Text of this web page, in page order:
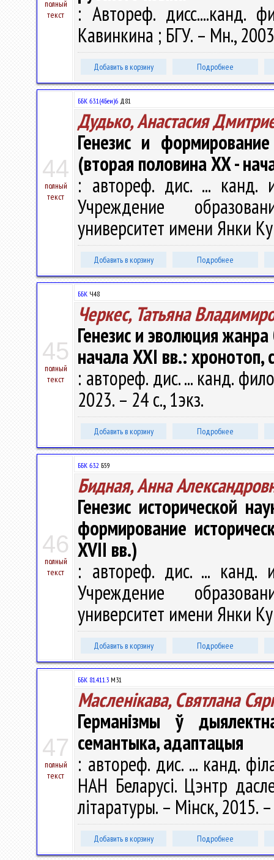
полный
текст
: Автореф. дисс....канд.
Кавинкина ; БГУ. – Мн.,
Добавить в корзину Подробнее
44
полный
текст
ББК 63.1(4Беи)6 Д81
Дудько, Анастасия
Генезис и
(вторая половина XX -
: автореф. дис. ...
Учреждение
университет имени Янки
Добавить в корзину Подробнее
45
полный
текст
ББК Ч48
Черкес, Татьяна
Генезис и эволюция
начала XXI вв.: хронотоп,
: автореф. дис. ... канд.
2023. – 24 с., 1экз.
Добавить в корзину Подробнее
46
полный
текст
ББК 63.2 Б59
Бидная, Анна
Генезис исторической
формирование
XVII вв.)
: автореф. дис. ... канд.
Учреждение
университет имени Янки
Добавить в корзину Подробнее
47
полный
текст
ББК 81.411.3 М31
Масленікава, Святлана
Германізмы ў
семантыка, адаптацыя
: автореф. дис. ... канд.
НАН Беларусі. Цэнтр
літаратуры. – Мінск, 2015.
Добавить в корзину Подробнее